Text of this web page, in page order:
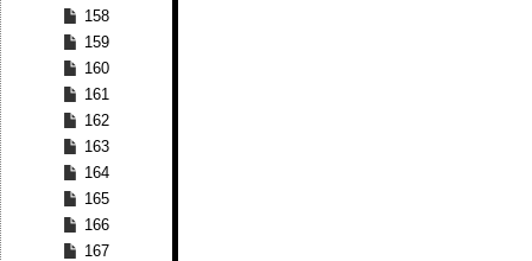
158
159
160
161
162
163
164
165
166
167